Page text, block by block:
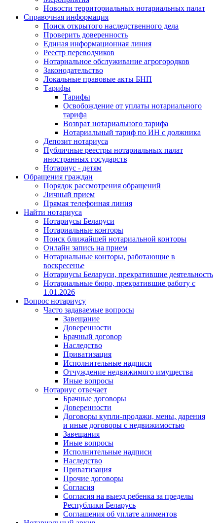
Новости территориальных нотариальных палат
Справочная информация
Поиск открытого наследственного дела
Проверить доверенность
Единая информационная линия
Реестр переводчиков
Нотариальное обслуживание агрогородков
Законодательство
Локальные правовые акты БНП
Тарифы
Тарифы
Освобождение от уплаты нотариального
тарифа
Возврат нотариального тарифа
Нотариальный тариф по ИН с должника
Депозит нотариуса
Публичные реестры нотариальных палат
иностранных государств
Нотариус - детям
Обращения граждан
Порядок рассмотрения обращений
Личный прием
Прямая телефонная линия
Найти нотариуса
Нотариусы Беларуси
Нотариальные конторы
Поиск ближайшей нотариальной конторы
Онлайн запись на прием
Нотариальные конторы, работающие в
воскресенье
Нотариусы Беларуси, прекратившие деятельность
Нотариальные бюро, прекратившие работу с
1.01.2026
Вопрос нотариусу
Часто задаваемые вопросы
Завещание
Доверенности
Брачный договор
Наследство
Приватизация
Исполнительные надписи
Отчуждение недвижимого имущества
Иные вопросы
Нотариус отвечает
Брачные договоры
Доверенности
Договоры купли-продажи, мены, дарения
и иные договоры с недвижимостью
Завещания
Иные вопросы
Исполнительные надписи
Наследство
Приватизация
Прочие договоры
Согласия
Согласия на выезд ребенка за пределы
Республики Беларусь
Соглашения об уплате алиментов